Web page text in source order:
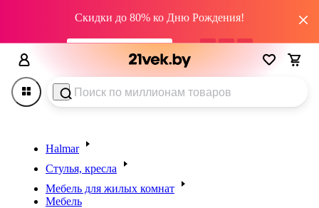
Скидки до 80% ко Дню Рождения!
промокод HAPPY22 01дн 05:52:49
Halmar
Стулья, кресла
Мебель для жилых комнат
Мебель